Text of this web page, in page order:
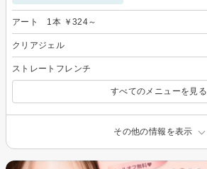
アート 1本 ￥324～
クリアジェル
ストレートフレンチ
すべてのメニューを見る
その他の情報を表示